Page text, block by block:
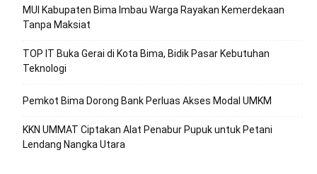
MUI Kabupaten Bima Imbau Warga Rayakan Kemerdekaan
Tanpa Maksiat
TOP IT Buka Gerai di Kota Bima, Bidik Pasar Kebutuhan
Teknologi
Pemkot Bima Dorong Bank Perluas Akses Modal UMKM
KKN UMMAT Ciptakan Alat Penabur Pupuk untuk Petani
Lendang Nangka Utara